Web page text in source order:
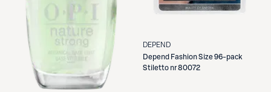
DEPEND
Depend Fashion Size 96-pack
Stiletto nr 80072